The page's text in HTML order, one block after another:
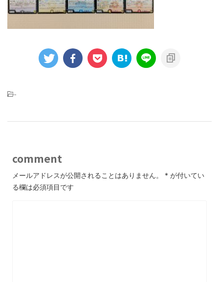
-
comment
メールアドレスが公開されることはありません。 * が付いてい
る欄は必須項目です